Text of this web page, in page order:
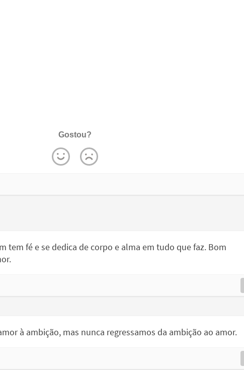
Gostou?
tem fé e se dedica de corpo e alma em tudo que faz. Bom
à ambição, mas nunca regressamos da ambição ao amor.